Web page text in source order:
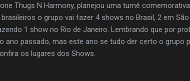
Thugs N Harmony, planejou uma turnê
o grupo vai fazer 4 shows no Brasil, 2 em
1 show no Rio de Janeiro. Lembrando que por
ano passado, mas este ano se tudo der certo o grupo
os lugares dos Shows.